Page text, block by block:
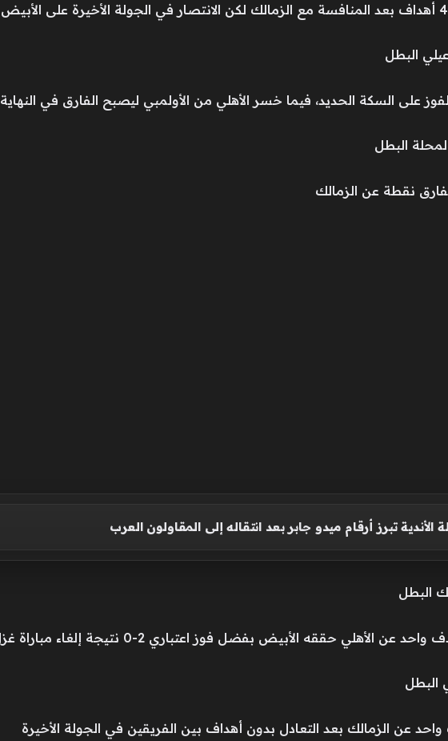
على السكة الحديد، فيما خسر الأهلي من الأولمبي ليصبح الفارق في النهاية 4 نقاط
نقطة عن الزمالك
الأندية تبرز أرقام ميدو جابر بعد انتقاله إلى المقاولون العرب
حققه الأبيض بفضل فوز اعتباري 2-0 نتيجة إلغاء مباراة غزل المحلة
عن الزمالك بعد التعادل بدون أهداف بين الفريقين في الجولة الأخيرة